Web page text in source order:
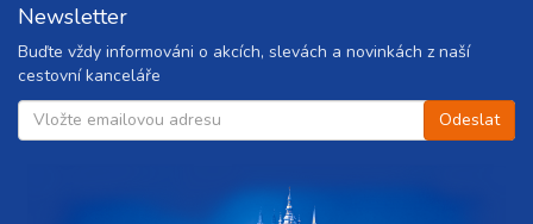
Newsletter
Buďte vždy informováni o akcích, slevách a novinkách z naší
cestovní kanceláře